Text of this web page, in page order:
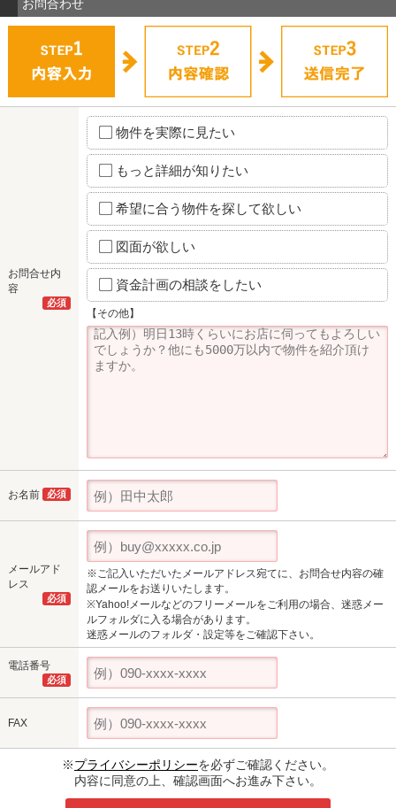
お問合わせ
お問合せ内
容
必須
物件を実際に見たい
もっと詳細が知りたい
希望に合う物件を探して欲しい
図面が欲しい
資金計画の相談をしたい
【その他】
お名前 必須
メールアド
レス
必須
※ご記入いただいたメールアドレス宛てに、お問合せ内容の確
認メールをお送りいたします。
※Yahoo!メールなどのフリーメールをご利用の場合、迷惑メー
ルフォルダに入る場合があります。
迷惑メールのフォルダ・設定等をご確認下さい。
電話番号
必須
FAX
※プライバシーポリシーを必ずご確認ください。
内容に同意の上、確認画面へお進み下さい。